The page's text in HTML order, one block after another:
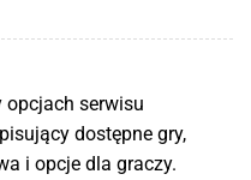
opcjach serwisu
dostępne gry,
i opcje dla graczy.